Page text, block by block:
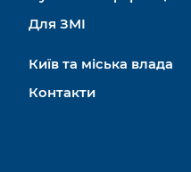
Для ЗМІ
Київ та міська влада
Контакти